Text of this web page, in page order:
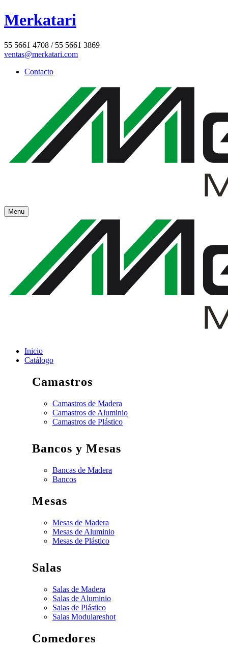
Merkatari
55 5661 4708 / 55 5661 3869
ventas@merkatari.com
Contacto
Menu
Inicio
Catálogo
Camastros
Camastros de Madera
Camastros de Aluminio
Camastros de Plástico
Bancos y Mesas
Bancas de Madera
Bancos
Mesas
Mesas de Madera
Mesas de Aluminio
Mesas de Plástico
Salas
Salas de Madera
Salas de Aluminio
Salas de Plástico
Salas Modulareshot
Comedores